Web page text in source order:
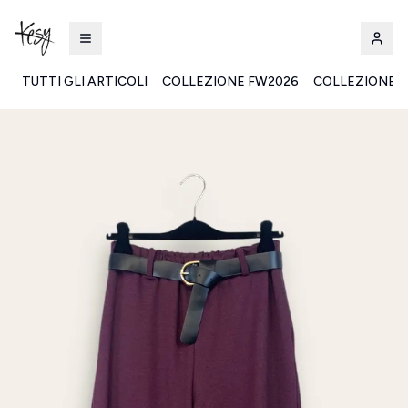
TUTTI GLI ARTICOLI COLLEZIONE FW2026 COLLEZIONE